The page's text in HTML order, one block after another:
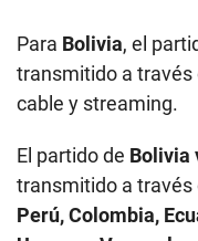
Para Bolivia, el
transmitido a través
cable y streaming.
El partido de Bolivia
transmitido a través
Perú, Colombia,